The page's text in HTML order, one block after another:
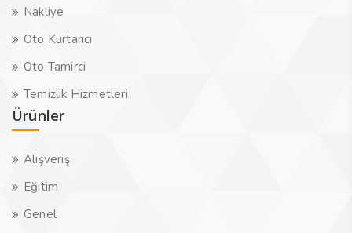
Nakliye
Oto Kurtarıcı
Oto Tamirci
Temizlik Hizmetleri
Ürünler
Alışveriş
Eğitim
Genel